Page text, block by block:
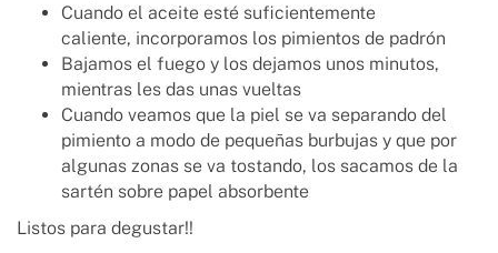
Cuando el aceite esté suficientemente
caliente, incorporamos los pimientos de padrón
Bajamos el fuego y los dejamos unos minutos,
mientras les das unas vueltas
Cuando veamos que la piel se va separando del
pimiento a modo de pequeñas burbujas y que por
algunas zonas se va tostando, los sacamos de la
sartén sobre papel absorbente
Listos para degustar!!